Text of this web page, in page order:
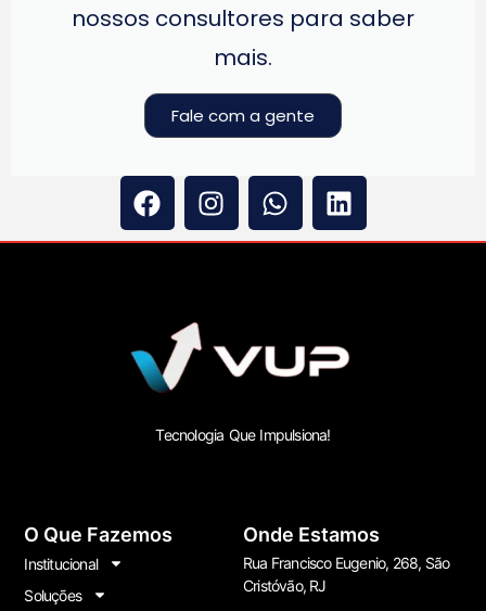
nossos consultores para saber
mais.
Fale com a gente
Tecnologia Que Impulsiona!
O Que Fazemos
Institucional
Soluções
Onde Estamos
Rua Francisco Eugenio, 268, São
Cristóvão, RJ